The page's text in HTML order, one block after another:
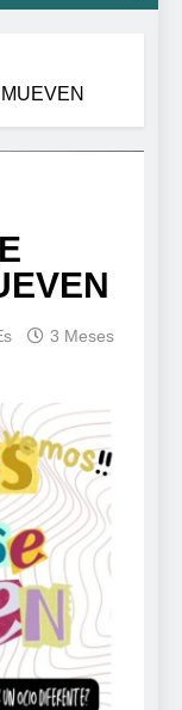
3 Meses